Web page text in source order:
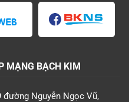
MẠNG BẠCH KIM
đường Nguyễn Ngọc Vũ,